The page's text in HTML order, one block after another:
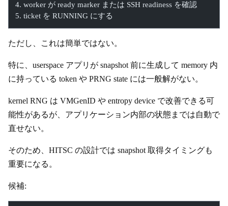
4. worker が ready marker または SSH readiness を確認
5. ticket を RUNNING にする
ただし、これは簡単ではない。
特に、userspace アプリが snapshot 前に生成して memory 内
に持っている token や PRNG state には一般解がない。
kernel RNG は VMGenID や entropy device で改善できる可
能性があるが、アプリケーション内部の状態までは自動で
直せない。
そのため、HITSC の設計では snapshot 取得タイミングも
重要になる。
候補: